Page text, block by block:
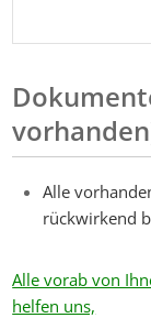
Alle
rückwirkend
Alle vorab von
helfen uns,